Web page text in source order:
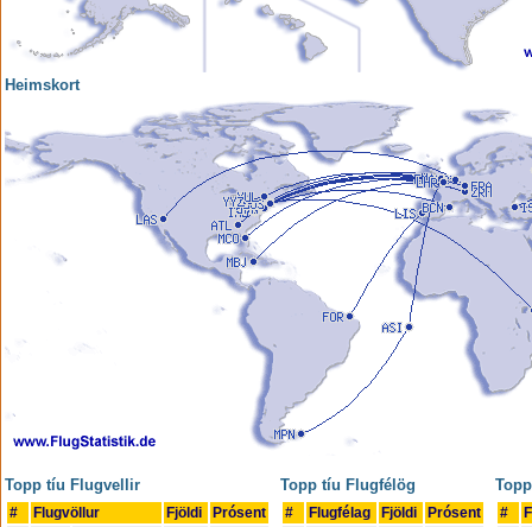
Heimskort
Topp tíu Flugvellir
# Flugvöllur Fjöldi Prósent
Topp tíu Flugfélög
# Flugfélag Fjöldi Prósent #